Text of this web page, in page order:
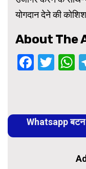
योगदान देने की
About The
Reading
Whatsapp